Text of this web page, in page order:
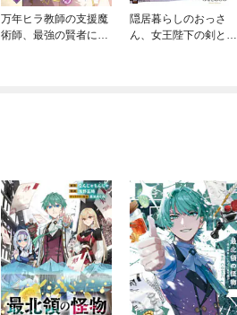
万年ヒラ教師の支援魔
術師、最強の賢者にな
隠居暮らしのおっさ
ん、女王陛下の剣とな